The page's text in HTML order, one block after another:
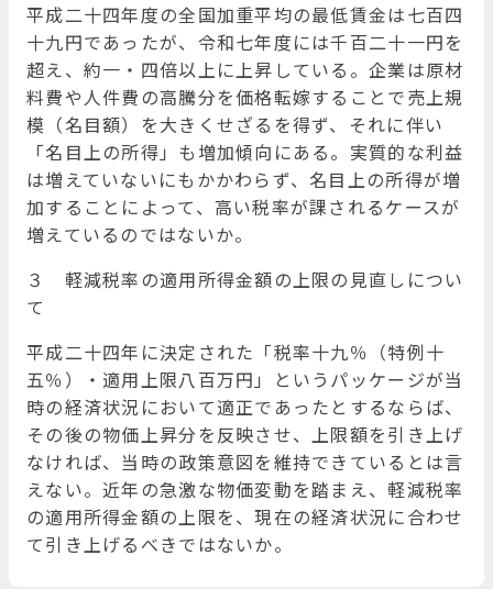
平成二十四年度の全国加重平均の最低賃金は七百四
十九円であったが、令和七年度には千百二十一円を
超え、約一・四倍以上に上昇している。企業は原材
料費や人件費の高騰分を価格転嫁することで売上規
模（名目額）を大きくせざるを得ず、それに伴い
「名目上の所得」も増加傾向にある。実質的な利益
は増えていないにもかかわらず、名目上の所得が増
加することによって、高い税率が課されるケースが
増えているのではないか。
３ 軽減税率の適用所得金額の上限の見直しについ
て
平成二十四年に決定された「税率十九％（特例十
五％）・適用上限八百万円」というパッケージが当
時の経済状況において適正であったとするならば、
その後の物価上昇分を反映させ、上限額を引き上げ
なければ、当時の政策意図を維持できているとは言
えない。近年の急激な物価変動を踏まえ、軽減税率
の適用所得金額の上限を、現在の経済状況に合わせ
て引き上げるべきではないか。